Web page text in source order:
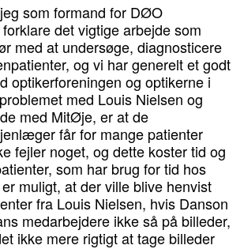
som formand for DØO
det vigtige arbejde som
med at undersøge, diagnosticere
og vi har generelt et godt
optikerforeningen og optikerne i
med Louis Nielsen og
med MitØje, er at de
får for mange patienter
fejler noget, og dette koster tid og
som har brug for tid hos
muligt, at der ville blive henvist
fra Louis Nielsen, hvis Danson
medarbejdere ikke så på billeder,
ikke mere rigtigt at tage billeder